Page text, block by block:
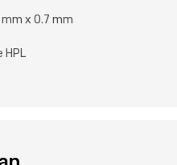
x 0.7 mm
HPL